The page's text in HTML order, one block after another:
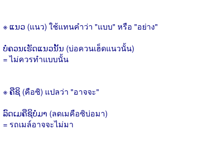
※ ແນວ (แนว) ใช้แทนคำว่า "แบบ" หรือ "อย่าง"
ບໍ່ຄວນເຮັດແນວນັ້ນ (บ่อควนเฮ็ดแนวนั้น)
= ไม่ควรทำแบบนั้น
※ ຄືຊິ (คือซิ) แปลว่า "อาจจะ"
ລົດເມຄືຊິບໍ່ມາ (ลดเมคือซิบ่อมา)
= รถเมล์อาจจะไม่มา